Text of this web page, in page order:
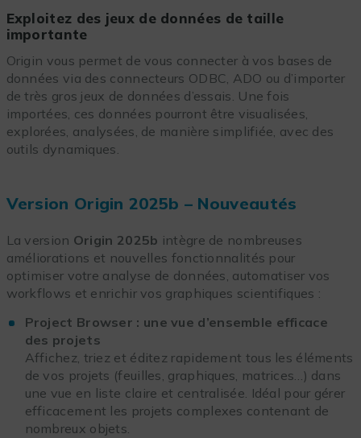
Exploitez des jeux de données de taille
importante
Origin vous permet de vous connecter à vos bases de
données via des connecteurs ODBC, ADO ou d’importer
de très gros jeux de données d’essais. Une fois
importées, ces données pourront être visualisées,
explorées, analysées, de manière simplifiée, avec des
outils dynamiques.
Version Origin 2025b – Nouveautés
La version Origin 2025b intègre de nombreuses
améliorations et nouvelles fonctionnalités pour
optimiser votre analyse de données, automatiser vos
workflows et enrichir vos graphiques scientifiques :
Project Browser : une vue d’ensemble efficace
des projets
Affichez, triez et éditez rapidement tous les éléments
de vos projets (feuilles, graphiques, matrices…) dans
une vue en liste claire et centralisée. Idéal pour gérer
efficacement les projets complexes contenant de
nombreux objets.